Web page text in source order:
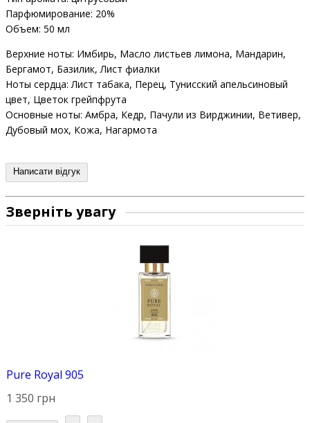
Парфюмирование: 20%
Объем: 50 мл
Верхние ноты: Имбирь, Масло листьев лимона, Мандарин,
Бергамот, Базилик, Лист фиалки
Ноты сердца: Лист табака, Перец, Тунисский апельсиновый
цвет, Цветок грейпфрута
Основные ноты: Амбра, Кедр, Пачули из Вирджинии, Ветивер,
Дубовый мох, Кожа, Нагармота
Написати відгук
Зверніть увагу
Pure Royal 905
1 350 грн